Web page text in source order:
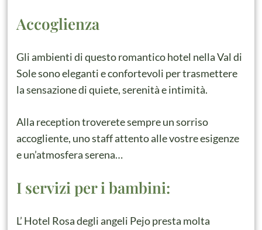
Accoglienza
Gli ambienti di questo romantico hotel nella Val di
Sole sono eleganti e confortevoli per trasmettere
la sensazione di quiete, serenità e intimità.
Alla reception troverete sempre un sorriso
accogliente, uno staff attento alle vostre esigenze
e un’atmosfera serena…
I servizi per i bambini:
L’ Hotel Rosa degli angeli Pejo presta molta